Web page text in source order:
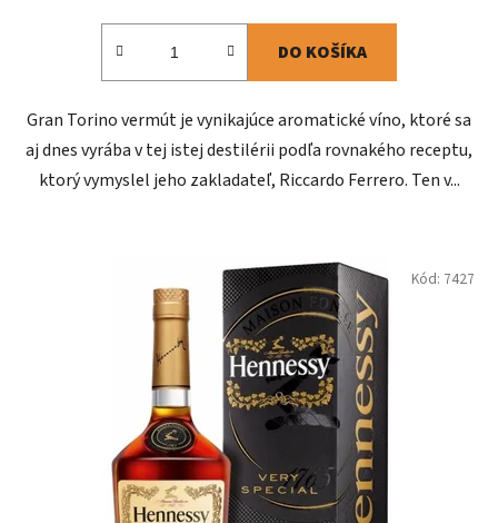
DO KOŠÍKA
Gran Torino vermút je vynikajúce aromatické víno, ktoré sa
aj dnes vyrába v tej istej destilérii podľa rovnakého receptu,
ktorý vymyslel jeho zakladateľ, Riccardo Ferrero. Ten v...
Kód: 7427